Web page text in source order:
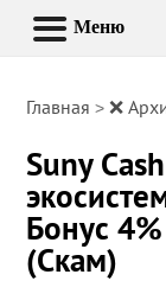
Главная >❌
Suny
Бонус
(Скам)
Меню